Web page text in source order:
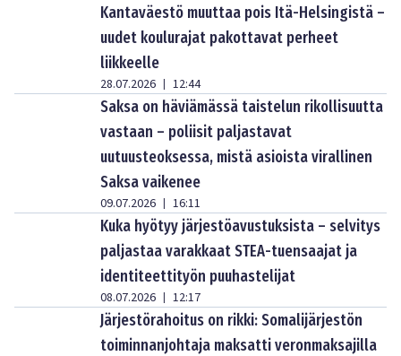
Kantaväestö muuttaa pois Itä-Helsingistä –
uudet koulurajat pakottavat perheet
liikkeelle
28.07.2026 | 12:44
Saksa on häviämässä taistelun rikollisuutta
vastaan – poliisit paljastavat
uutuusteoksessa, mistä asioista virallinen
Saksa vaikenee
09.07.2026 | 16:11
Kuka hyötyy järjestöavustuksista – selvitys
paljastaa varakkaat STEA-tuensaajat ja
identiteettityön puuhastelijat
08.07.2026 | 12:17
Järjestörahoitus on rikki: Somalijärjestön
toiminnanjohtaja maksatti veronmaksajilla